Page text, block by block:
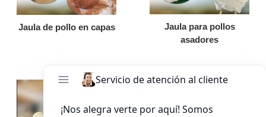
Jaula de pollo en capas
Jaula para pollos
asadores